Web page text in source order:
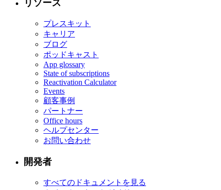
リソース
プレスキット
キャリア
ブログ
ポッドキャスト
App glossary
State of subscriptions
Reactivation Calculator
Events
顧客事例
パートナー
Office hours
ヘルプセンター
お問い合わせ
開発者
すべてのドキュメントを見る